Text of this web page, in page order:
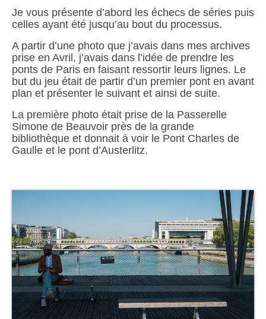
S’abonner
Contact
Liens
Je vous présente d’abord les échecs de séries puis
celles ayant été jusqu’au bout du processus.
A partir d’une photo que j’avais dans mes archives
prise en Avril, j’avais dans l’idée de prendre les
ponts de Paris en faisant ressortir leurs lignes. Le
but du jeu était de partir d’un premier pont en avant
plan et présenter le suivant et ainsi de suite.
La première photo était prise de la Passerelle
Simone de Beauvoir près de la grande
bibliothèque et donnait à voir le Pont Charles de
Gaulle et le pont d’Austerlitz.